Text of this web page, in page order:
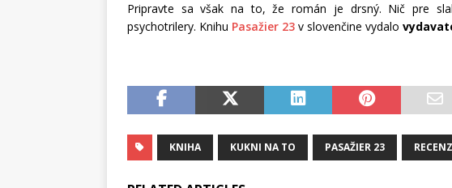
Pripravte sa však na to, že román je drsný. Nič pre
psychotrilery. Knihu Pasažier 23 v slovenčine vydalo
KNIHA KUKNI NA TO PASAŽIER 23